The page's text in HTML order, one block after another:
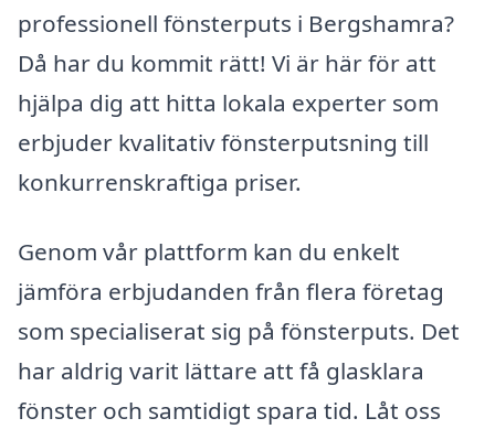
professionell fönsterputs i Bergshamra?
Då har du kommit rätt! Vi är här för att
hjälpa dig att hitta lokala experter som
erbjuder kvalitativ fönsterputsning till
konkurrenskraftiga priser.
Genom vår plattform kan du enkelt
jämföra erbjudanden från flera företag
som specialiserat sig på fönsterputs. Det
har aldrig varit lättare att få glasklara
fönster och samtidigt spara tid. Låt oss